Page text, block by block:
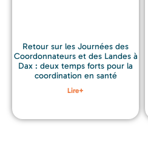
Retour sur les Journées des
Coordonnateurs et des Landes à
Dax : deux temps forts pour la
coordination en santé
Lire+